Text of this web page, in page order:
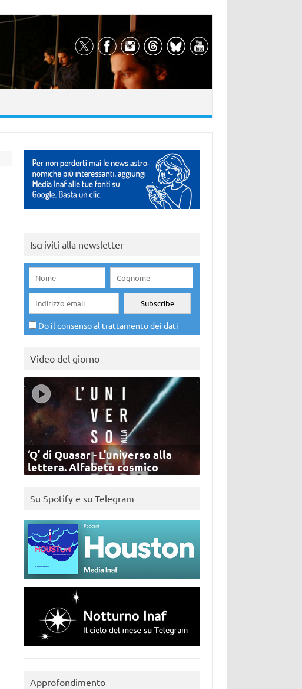
Iscriviti alla newsletter
Do il consenso al trattamento dei dati
Video del giorno
‘Q’ di Quasar - L'universo alla
lettera. Alfabeto cosmico
Su Spotify e su Telegram
Approfondimento